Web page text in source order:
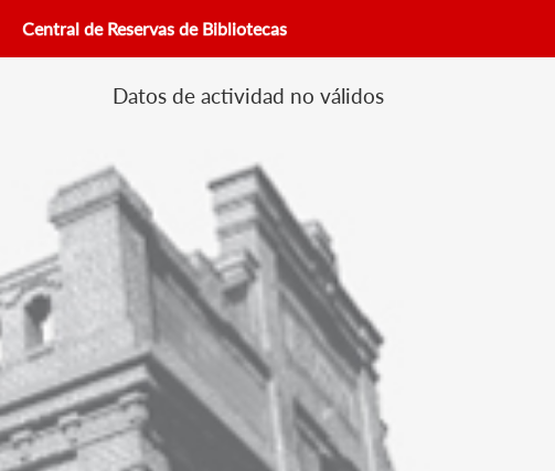
Central de Reservas de Bibliotecas
Datos de actividad no válidos